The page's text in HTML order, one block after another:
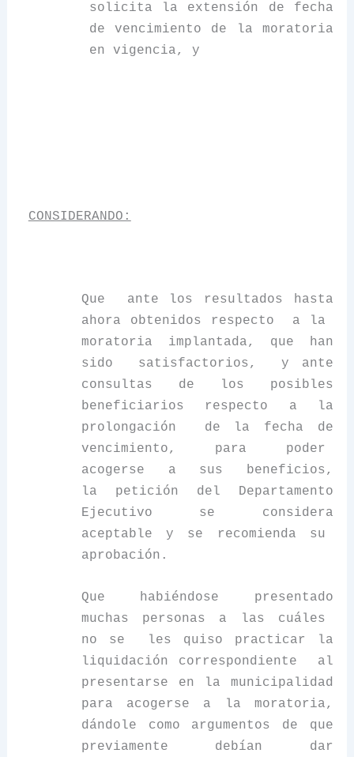
solicita la extensión de fecha
de vencimiento de la moratoria
en vigencia, y
CONSIDERANDO:
Que ante los resultados hasta
ahora obtenidos respecto a la
moratoria implantada, que han
sido satisfactorios, y ante
consultas de los posibles
beneficiarios respecto a la
prolongación de la fecha de
vencimiento, para poder
acogerse a sus beneficios,
la petición del Departamento
Ejecutivo se considera
aceptable y se recomienda su
aprobación.
Que habiéndose presentado
muchas personas a las cuáles
no se les quiso practicar la
liquidación correspondiente al
presentarse en la municipalidad
para acogerse a la moratoria,
dándole como argumentos de que
previamente debían dar